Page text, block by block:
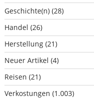
Geschichte(n) (28)
Handel (26)
Herstellung (21)
Neuer Artikel (4)
Reisen (21)
Verkostungen (1.003)